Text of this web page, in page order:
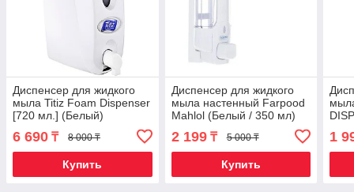
Диспенсер для жидкого
мыла Titiz Foam Dispenser
[720 мл.] (Белый)
6 690 ₸ 8 000 ₸
Купить
Диспенсер для жидкого
мыла настенный Farpood
Mahlol (Белый / 350 мл)
2 199₸ 5 000 ₸
Купить
1